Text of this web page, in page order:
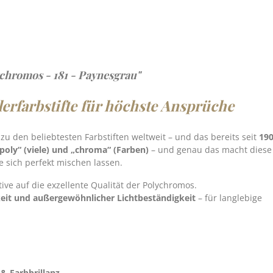
- 181 - Paynesgrau"
für höchste Ansprüche
den beliebtesten Farbstiften weltweit – und das bereits seit
(viele) und „chroma“ (Farben) – und genau das macht
perfekt mischen lassen.
auf die exzellente Qualität der Polychromos.
und außergewöhnlicher Lichtbeständigkeit – für langlebige